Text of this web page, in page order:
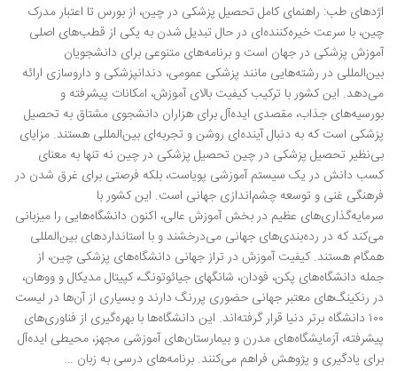
اژدهای طب: راهنمای کامل تحصیل پزشکی در چین، از بورس تا اعتبار مدرک
چین، با سرعت خیره‌کننده‌ای در حال تبدیل شدن به یکی از قطب‌های اصلی
آموزش پزشکی در جهان است و برنامه‌های متنوعی برای دانشجویان
بین‌المللی در رشته‌هایی مانند پزشکی عمومی، دندانپزشکی و داروسازی ارائه
می‌دهد. این کشور با ترکیب کیفیت بالای آموزش، امکانات پیشرفته و
بورسیه‌های جذاب، مقصدی ایده‌آل برای هزاران دانشجوی مشتاق به تحصیل
پزشکی است که به دنبال آینده‌ای روشن و تجربه‌ای بین‌المللی هستند. مزایای
بی‌نظیر تحصیل پزشکی در چین تحصیل پزشکی در چین نه تنها به معنای
کسب دانش در یک سیستم آموزشی پویاست، بلکه فرصتی برای غرق شدن در
فرهنگی غنی و توسعه چشم‌اندازی جهانی است. این کشور با
سرمایه‌گذاری‌های عظیم در بخش آموزش عالی، اکنون دانشگاه‌هایی را میزبانی
می‌کند که در رده‌بندی‌های جهانی می‌درخشند و با استانداردهای بین‌المللی
همگام هستند. کیفیت آموزش در تراز جهانی دانشگاه‌های پزشکی چین، از
جمله دانشگاه‌های پکن، فودان، شانگهای جیائوتونگ، کپیتال مدیکال و ووهان،
در رنکینگ‌های معتبر جهانی حضوری پررنگ دارند و بسیاری از آن‌ها در لیست
۱۰۰ دانشگاه برتر دنیا قرار گرفته‌اند. این دانشگاه‌ها با بهره‌گیری از فناوری‌های
پیشرفته، آزمایشگاه‌های مدرن و بیمارستان‌های آموزشی مجهز، محیطی ایده‌آل
برای یادگیری و پژوهش فراهم می‌کنند. برنامه‌های درسی به زبان …